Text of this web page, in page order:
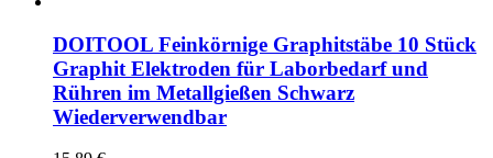
DOITOOL Feinkörnige Graphitstäbe 10 Stück
Graphit Elektroden für Laborbedarf und
Rühren im Metallgießen Schwarz
Wiederverwendbar